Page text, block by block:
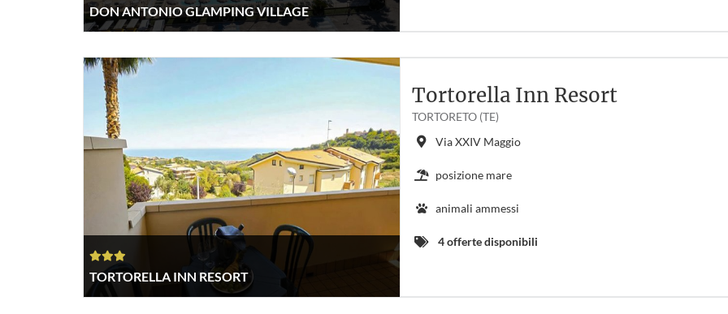
DON ANTONIO GLAMPING VILLAGE
TORTORELLA INN RESORT
Tortorella Inn Resort
TORTORETO (TE)
Via XXIV Maggio
posizione mare
animali ammessi
4 offerte disponibili